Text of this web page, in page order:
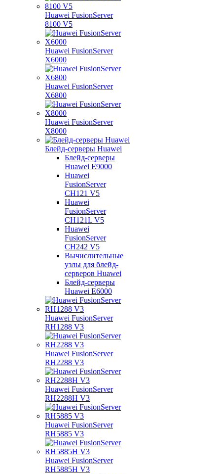
Huawei FusionServer
8100 V5
Huawei FusionServer
X6000
Huawei FusionServer
X6800
Huawei FusionServer
X8000
Блейд-серверы Huawei
Блейд-серверы
Huawei E9000
Huawei
FusionServer
CH121 V5
Huawei
FusionServer
CH121L V5
Huawei
FusionServer
CH242 V5
Вычислительные
узлы для блейд-
серверов Huawei
Блейд-серверы
Huawei E6000
Huawei FusionServer
RH1288 V3
Huawei FusionServer
RH2288 V3
Huawei FusionServer
RH2288H V3
Huawei FusionServer
RH5885 V3
Huawei FusionServer
RH5885H V3